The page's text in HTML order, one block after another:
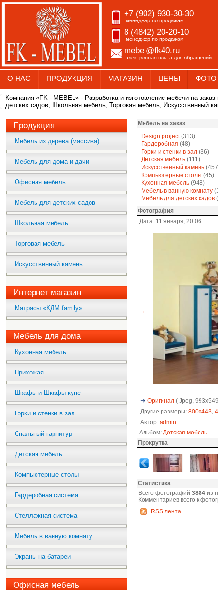
+7 (902) 930-30-30
менеджер по продажам
8 (4842) 20-20-10
менеджер по продажам
mebel@fk40.ru
электронная почта для обращений
О НАС ПРОДУКЦИЯ МАГАЗИН ЦЕНЫ ФОТО
Компания «FK - MEBEL» - Разработка и изготовление мебели на
детских садов, Школьная мебель, Торговая мебель, Искусственный
Продукция
Мебель из дерева (массива)
Мебель для дома и дачи
Офисная мебель
Мебель для детских садов
Школьная мебель
Торговая мебель
Искусственный камень
Интернет магазин
Матрасы «КДМ family»
Мебель для дома
Кухонная мебель
Прихожая
Шкафы и Шкафы купе
Горки и стенки в зал
Спальный гарнитур
Детская мебель
Компьютерные столы
Гардеробная система
Стеллажная система
Мебель в ванную комнату
Экраны на батареи
Офисная мебель
Мебель на заказ
Design project(313)
Гардеробная (48)
Горки и стенки в зал (36)
Детская мебель (111)
Искусственный камень
Компьютерные столы (45)
Кухонная мебель (948)
Мебель в ванную комнату
Мебель для детских садов
Фотография
Дата: 11 января, 20:06
←
Оригинал ( Jpeg,
Другие размеры: 800x443,
Автор: admin
Альбом: Детская мебель
Прокрутка
Статистика
Всего фотографий 3884 из
Комментариев всего к
RSS лента